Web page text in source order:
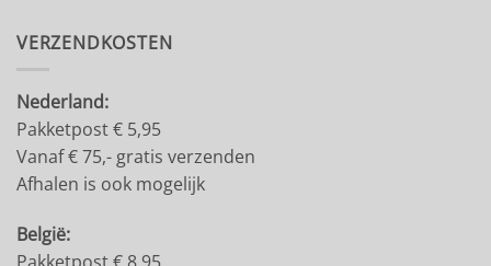
VERZENDKOSTEN
Nederland:
Pakketpost € 5,95
Vanaf € 75,- gratis verzenden
Afhalen is ook mogelijk
België: